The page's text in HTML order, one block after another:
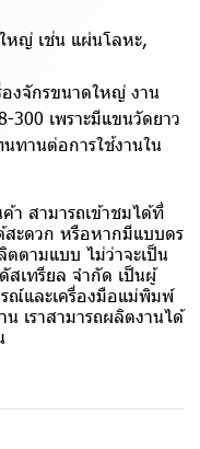
หญ่ เช่น แผ่นโลหะ,
งจักรขนาดใหญ่ งาน
300 เพราะมีแขนวัดยาว
ทานต่อการใช้งานใน
า สามารถเข้าชมได้ที่
สะดวก หรือหากมีแบบดร
ตามแบบ ไม่ว่าจะเป็น
เทรียล จำกัด เป็นผู้
ณ์และเครื่องมือแม่พิมพ์
เราสามารถผลิตงานได้